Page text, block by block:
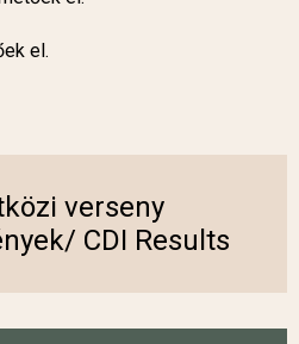
el.
verseny
CDI Results